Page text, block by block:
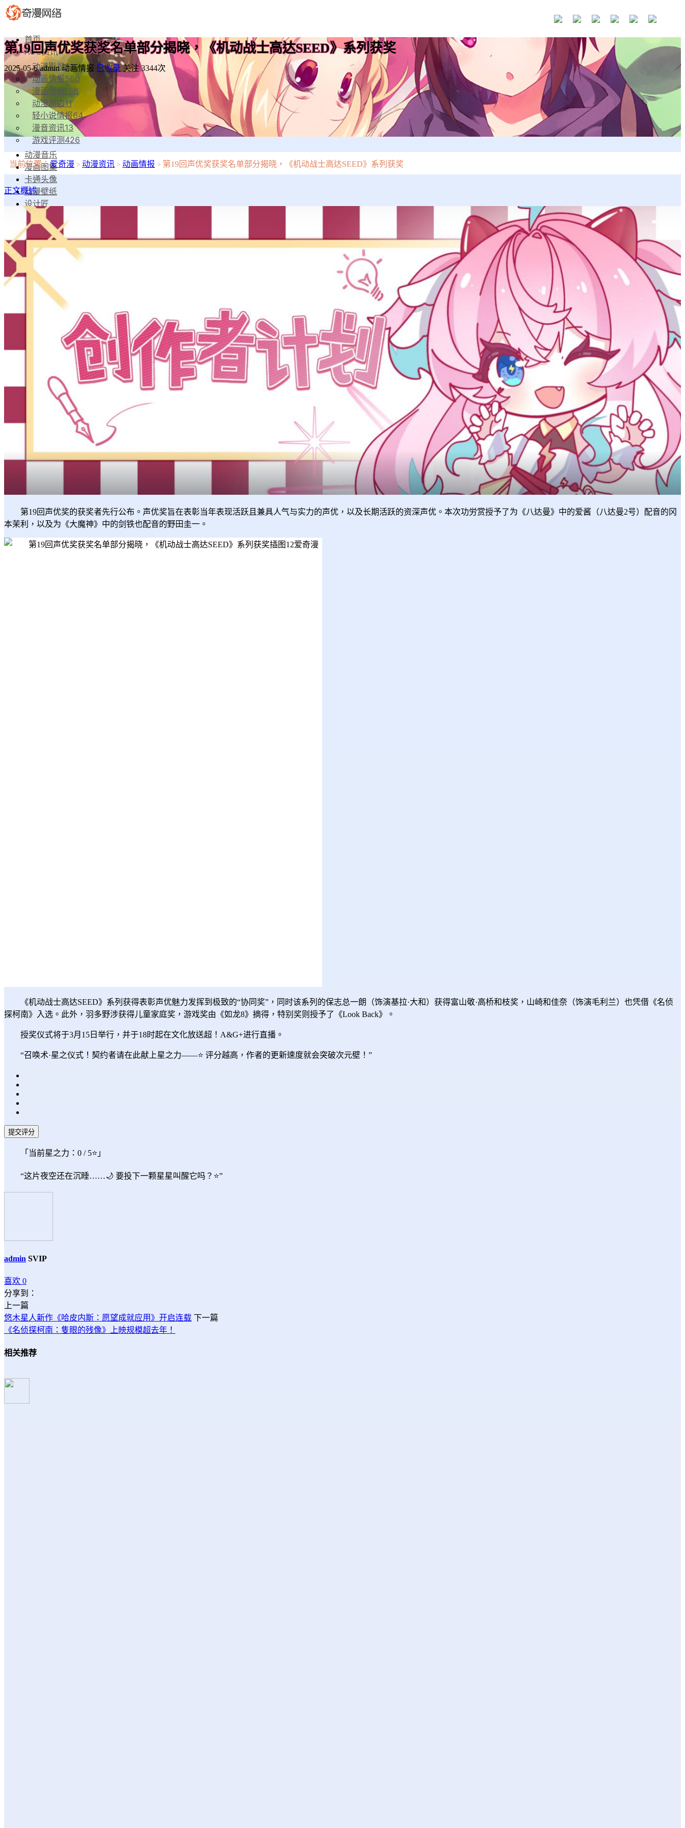
首页
ACG资讯
动漫影视81
动画情报560
漫画情报186
动漫周边11
轻小说情报64
漫音资讯13
游戏评测426
动漫音乐
漫画图集
卡通头像
动漫壁纸
设计匠
番剧预告
漫物工坊
漫家人
工具集
导航工具集
设计导航
素材导航
免费导航
跨境电商导航
颜色工具集
配色组合
UI配色表
渐变背景色CSS
看漫剧
第19回声优奖获奖名单部分揭晓，《机动战士高达SEED》系列获奖
2025-05-6 admin 动画情报 已收录 关注 3344次
当前位置：爱奇漫 > 动漫资讯 > 动画情报 > 第19回声优奖获奖名单部分揭晓，《机动战士高达SEED》系列获奖
正文概述
第19回声优奖的获奖者先行公布。声优奖旨在表彰当年表现活跃且兼具人气与实力的声优，以及长期活跃的资深声优。本次功労赏授予了为《八达曼》中的爱酱（八达曼2号）配音的冈
本茉利，以及为《大魔神》中的剑铁也配音的野田圭一。
《机动战士高达SEED》系列获得表彰声优魅力发挥到极致的“协同奖”，同时该系列的保志总一朗（饰演基拉·大和）获得富山敬·高桥和枝奖，山崎和佳奈（饰演毛利兰）也凭借《名侦
探柯南》入选。此外，羽多野涉获得儿童家庭奖，游戏奖由《如龙8》摘得，特别奖则授予了《Look Back》。
授奖仪式将于3月15日举行，并于18时起在文化放送超！A&G+进行直播。
“召唤术·星之仪式！契约者请在此献上星之力——⭐ 评分越高，作者的更新速度就会突破次元壁！”
提交评分
「当前星之力： 0 / 5⭐」
“这片夜空还在沉睡……🌙 要投下一颗星星叫醒它吗？⭐”
admin SVIP
喜欢 0
分享到：
上一篇
悠木星人新作《哈皮内斯：愿望成就应用》开启连载 下一篇
《名侦探柯南：隻眼的残像》上映规模超去年！
相关推荐